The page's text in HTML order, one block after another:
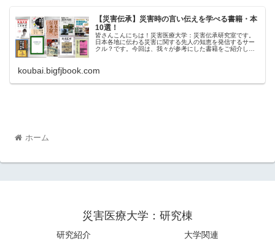
【災害伝承】災害時の言い伝えを学べる書籍・本
10選！
皆さんこんにちは！災害医療大学：災害伝承研究室です。
日本各地に伝わる災害に関する先人の知恵を発信するサー
クル？です。今回は、我々が参考にした書籍をご紹介しま
koubai.bigfjbook.com
ホーム
災害医療大学：研究棟
研究紹介 大学関連